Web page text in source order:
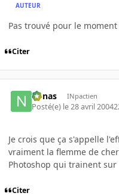
AUTEUR
Pas trouvé pour le moment
Citer
nonas INpactien
Posté(e) le 28 avril 2004
Je crois que ça s'appelle
vraiment la flemme de
Photoshop qui trainent sur
Citer